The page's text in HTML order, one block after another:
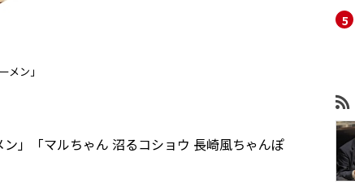
メン」
」「マルちゃん 沼るコショウ 長崎風ちゃんぽ